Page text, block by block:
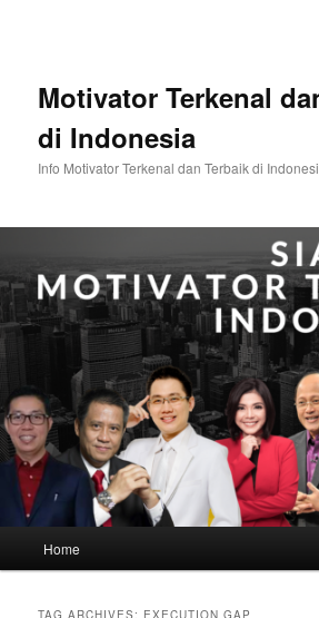
Motivator Terkenal
di Indonesia
Info Motivator Terkenal dan Terbaik di
Home
TAG ARCHIVES: EXECUTION GAP